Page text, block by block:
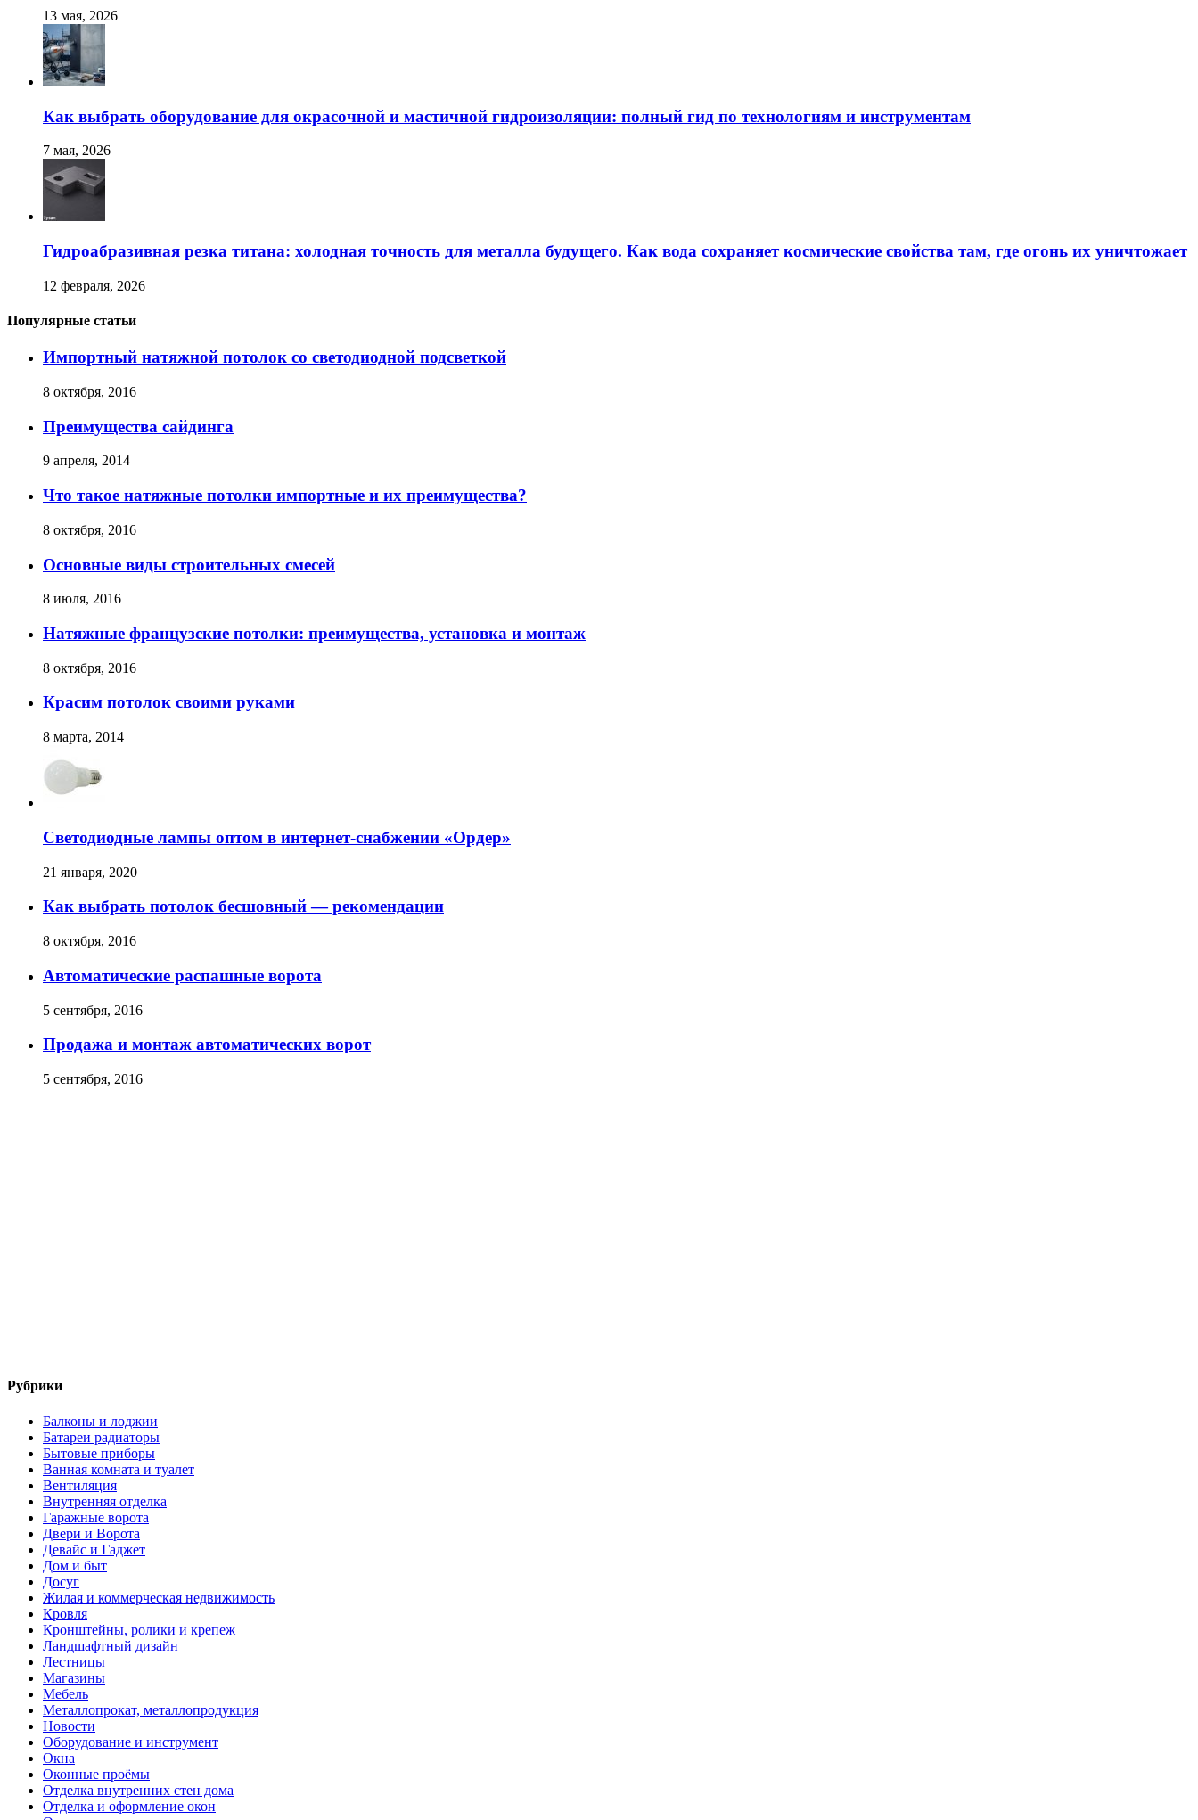
13 мая, 2026
Как выбрать оборудование для окрасочной и мастичной гидроизоляции: полный гид по технологиям и инструментам
7 мая, 2026
Гидроабразивная резка титана: холодная точность для металла будущего. Как вода сохраняет космические свойства там, где огонь их уничтожает
12 февраля, 2026
Популярные статьи
Импортный натяжной потолок со светодиодной подсветкой
8 октября, 2016
Преимущества сайдинга
9 апреля, 2014
Что такое натяжные потолки импортные и их преимущества?
8 октября, 2016
Основные виды строительных смесей
8 июля, 2016
Натяжные французские потолки: преимущества, установка и монтаж
8 октября, 2016
Красим потолок своими руками
8 марта, 2014
Светодиодные лампы оптом в интернет-снабжении «Ордер»
21 января, 2020
Как выбрать потолок бесшовный — рекомендации
8 октября, 2016
Автоматические распашные ворота
5 сентября, 2016
Продажа и монтаж автоматических ворот
5 сентября, 2016
Рубрики
Балконы и лоджии
Батареи радиаторы‎
Бытовые приборы
Ванная комната и туалет
Вентиляция
Внутренняя отделка
Гаражные ворота
Двери и Ворота
Девайс и Гаджет
Дом и быт
Досуг
Жилая и коммерческая недвижимость
Кровля
Кронштейны, ролики и крепеж
Ландшафтный дизайн
Лестницы
Магазины
Мебель
Металлопрокат, металлопродукция
Новости
Оборудование и инструмент
Окна
Оконные проёмы
Отделка внутренних стен дома
Отделка и оформление окон